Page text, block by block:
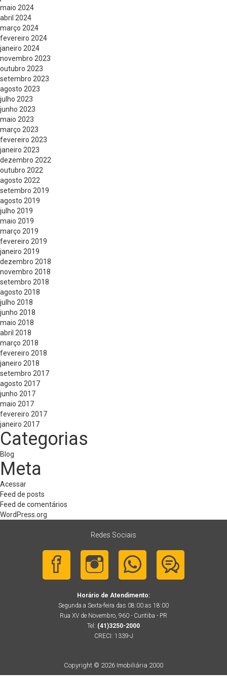
maio 2024
abril 2024
março 2024
fevereiro 2024
janeiro 2024
novembro 2023
outubro 2023
setembro 2023
agosto 2023
julho 2023
junho 2023
maio 2023
março 2023
fevereiro 2023
janeiro 2023
dezembro 2022
outubro 2022
agosto 2022
setembro 2019
agosto 2019
julho 2019
maio 2019
março 2019
fevereiro 2019
janeiro 2019
dezembro 2018
novembro 2018
setembro 2018
agosto 2018
julho 2018
junho 2018
maio 2018
abril 2018
março 2018
fevereiro 2018
janeiro 2018
setembro 2017
agosto 2017
junho 2017
maio 2017
fevereiro 2017
janeiro 2017
Categorias
Blog
Meta
Acessar
Feed de posts
Feed de comentários
WordPress.org
Redes Sociais
Horário de Atendimento:
Segunda a Sexta-feira das 08:00 as 18:00
Rua XV de Novembro, 960 - Curitiba - PR
Tel: (41)3250-2000
CRECI: 1339-J
Copyright © 2026 Imobiliária 2000